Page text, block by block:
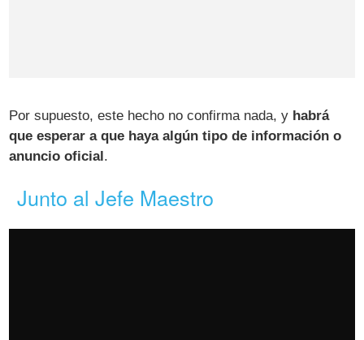
Por supuesto, este hecho no confirma nada, y habrá
que esperar a que haya algún tipo de información o
anuncio oficial.
Junto al Jefe Maestro